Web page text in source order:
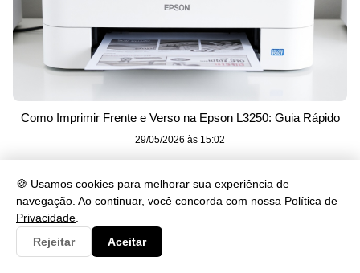
🍪 Usamos cookies para melhorar sua experiência de
navegação. Ao continuar, você concorda com nossa Política de
Privacidade
Rejeitar
Aceitar
Como Imprimir Frente e Verso na Epson L3250: Guia Rápido
29/05/2026 às 15:02